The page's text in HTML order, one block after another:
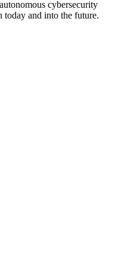
cybersecurity
today and into the future.